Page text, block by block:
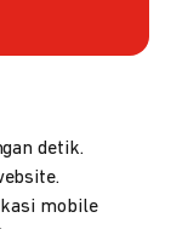
detik.
mobile